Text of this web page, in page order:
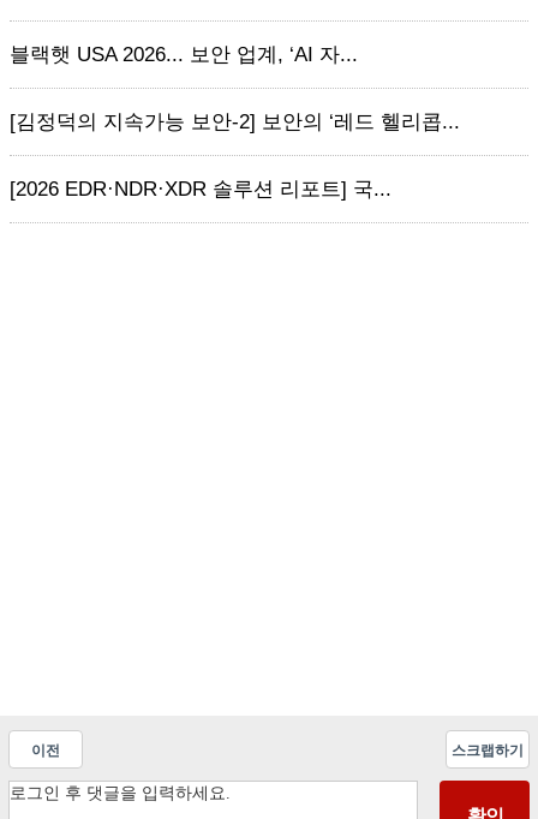
블랙햇 USA 2026... 보안 업계, ‘AI 자...
[김정덕의 지속가능 보안-2] 보안의 ‘레드 헬리콥...
[2026 EDR·NDR·XDR 솔루션 리포트] 국...
이전 스크랩하기